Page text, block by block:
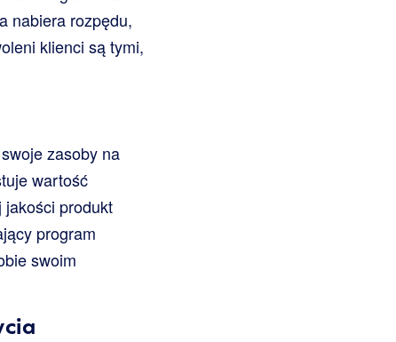
nabiera rozpędu,
klienci są tymi,
zasoby na
wartość
jakości produkt
program
swoim